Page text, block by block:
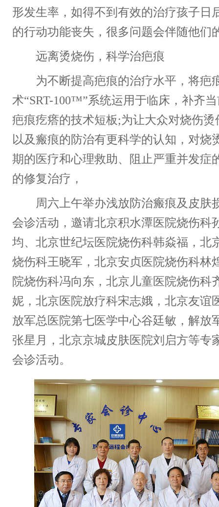
形发生率，如得不到有效的治疗孩子日
的行动功能丧失，很多问题会伴随他们
远离烫烧伤，科学治疤痕
为不断提高疤痕的治疗水平，将疤
术“SRT-100™”系统运用于临床，补齐
疤痕疙瘩的技术短板;为让大众对烧伤
以及瘢痕的防治有更科学的认知，对烧
期的医疗和心理救助、阻止严重并发症
的修复治疗，
周六上午举办浅放防治瘢痕及皮肤
会诊活动，邀请北京积水潭医院烧伤科
均、北京世纪坛医院烧伤科韩焱福，北
烧伤科王晓军，北京安贞医院烧伤科林
院烧伤科冯向东，北京儿童医院烧伤科
妮，北京医院放疗科宋志娥，北京友谊
放军总医院第七医学中心谷廷敏，解放
张星月，北京京城皮肤医院刘启方等专
会诊活动。